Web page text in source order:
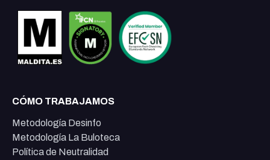
CÓMO TRABAJAMOS
Metodología Desinfo
Metodología La Buloteca
Política de Neutralidad